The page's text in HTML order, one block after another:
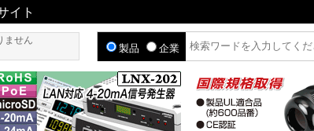
イト
ません
製品 企業